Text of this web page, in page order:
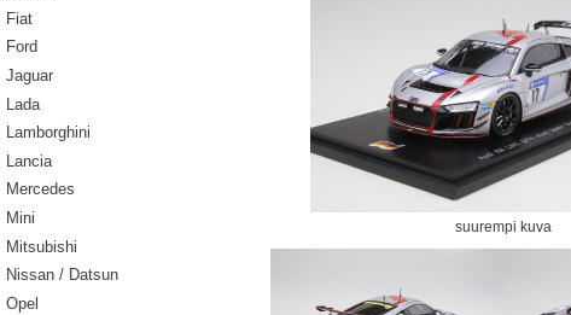
Fiat
Ford
Jaguar
Lada
Lamborghini
Lancia
Mercedes
Mini
Mitsubishi
Nissan / Datsun
Opel
suurempi kuva